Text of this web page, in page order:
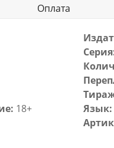
Оплата
18+ Язык: